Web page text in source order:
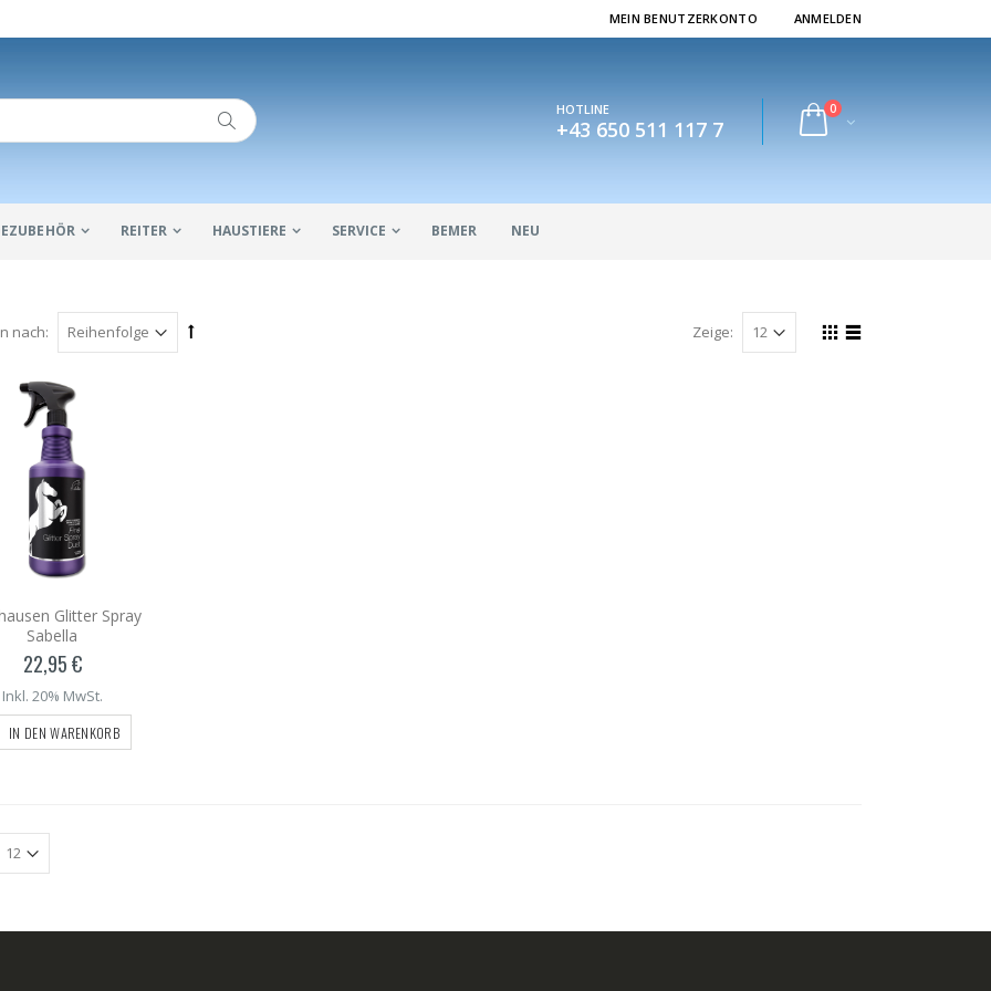
MEIN BENUTZERKONTO ANMELDEN
HOTLINE
+43 650 511 117 7
0
REITER HAUSTIERE SERVICE BEMER NEU
nach: Zeige:
Glitter Spray
Sabella
22,95 €
Inkl. 20% MwSt.
IN DEN WARENKORB